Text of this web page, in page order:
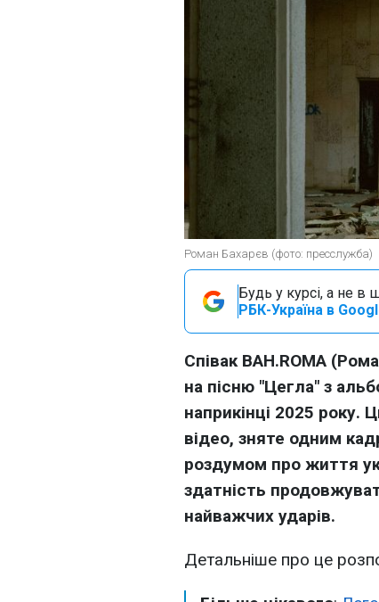
Роман Бахарєв (фото: пресслужба)
Будь у курсі, а не в
РБК-Україна в
Співак BAH.ROMA
на пісню "Цегла" з
наприкінці 2025 року.
відео, зняте одним
роздумом про життя
здатність
найважчих ударів.
Детальніше про це